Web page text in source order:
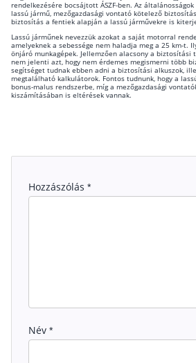
rendelkezésére bocsájtott ÁSZF-ben. Az
lassú jármű, mezőgazdasági vontató kötelező
biztosítás a fentiek alapján a lassú járművekre is
Lassú járműnek nevezzük azokat a saját motorral
amelyeknek a sebessége nem haladja meg a 25 km-t.
önjáró munkagépek. Jellemzően alacsony a
nem jelenti azt, hogy nem érdemes megismerni több
segítséget tudnak ebben adni a biztosítási alkuszok,
megtalálható kalkulátorok. Fontos tudnunk, hogy a
bonus-malus rendszerbe, míg a mezőgazdasági
kiszámításában is eltérések vannak.
Hozzászólás *
Név *